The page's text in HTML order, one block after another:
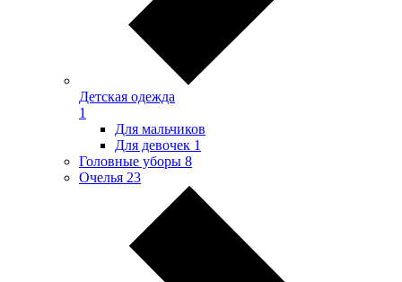
Детская одежда
1
Для мальчиков
Для девочек 1
Головные уборы 8
Очелья 23